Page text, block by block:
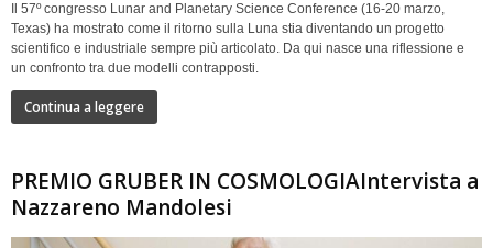
Il 57º congresso Lunar and Planetary Science Conference (16-20 marzo,
Texas) ha mostrato come il ritorno sulla Luna stia diventando un progetto
scientifico e industriale sempre più articolato. Da qui nasce una riflessione e
un confronto tra due modelli contrapposti.
Continua a leggere
PREMIO GRUBER IN COSMOLOGIAIntervista a
Nazzareno Mandolesi